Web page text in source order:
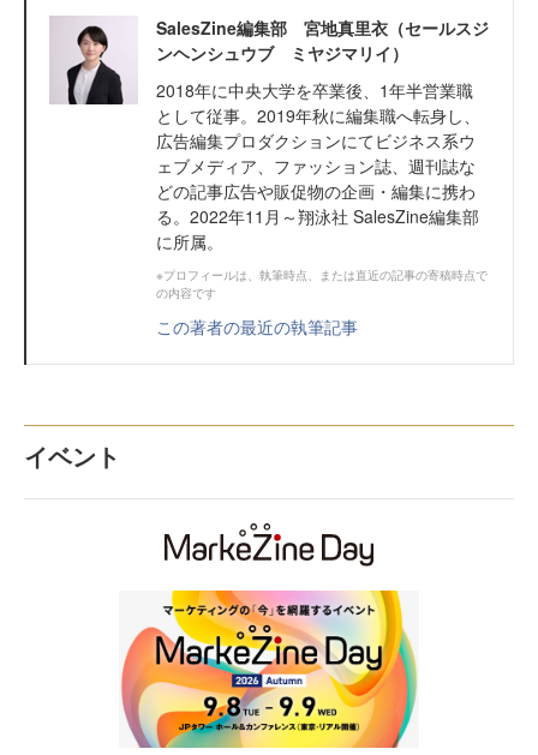
SalesZine編集部 宮地真里衣（セールスジ
ンヘンシュウブ ミヤジマリイ）
2018年に中央大学を卒業後、1年半営業職
として従事。2019年秋に編集職へ転身し、
広告編集プロダクションにてビジネス系ウ
ェブメディア、ファッション誌、週刊誌な
どの記事広告や販促物の企画・編集に携わ
る。2022年11月～翔泳社 SalesZine編集部
に所属。
※プロフィールは、執筆時点、または直近の記事の寄稿時点で
の内容です
この著者の最近の執筆記事
イベント